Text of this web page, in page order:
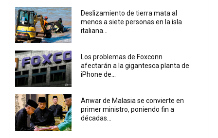
Deslizamiento de tierra mata al
menos a siete personas en la isla
italiana...
Los problemas de Foxconn
afectarán a la gigantesca planta de
iPhone de...
Anwar de Malasia se convierte en
primer ministro, poniendo fin a
décadas...